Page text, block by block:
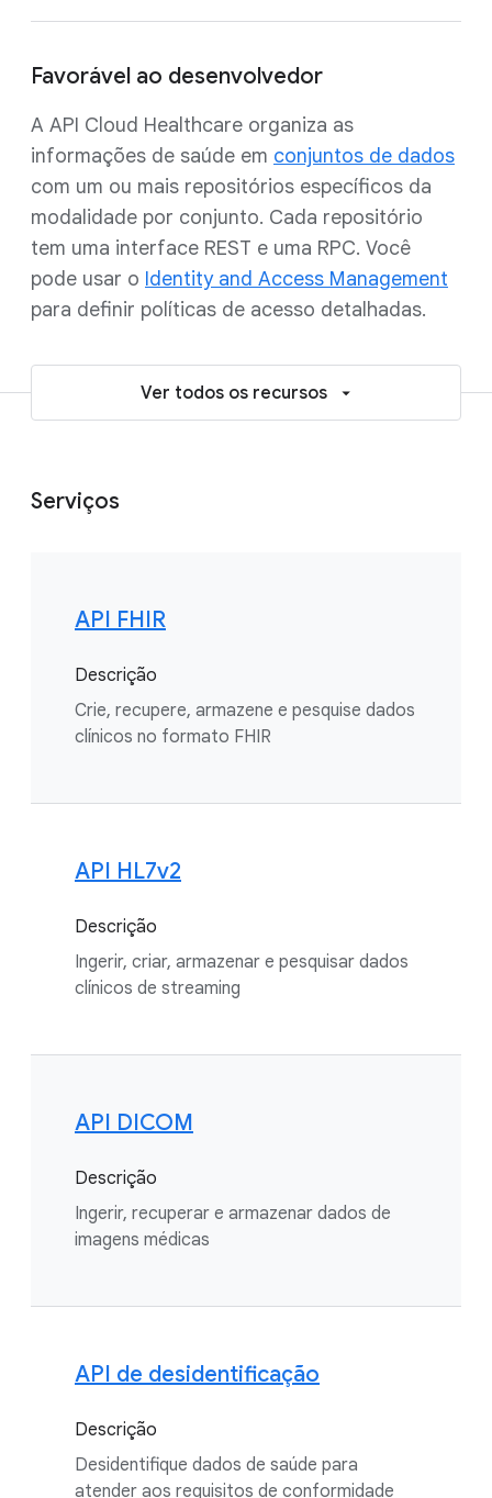
Favorável ao desenvolvedor
A API Cloud Healthcare organiza as
informações de saúde em conjuntos de dados
com um ou mais repositórios específicos da
modalidade por conjunto. Cada repositório
tem uma interface REST e uma RPC. Você
pode usar o Identity and Access Management
para definir políticas de acesso detalhadas.
Ver todos os recursos
Serviços
API FHIR
Descrição
Crie, recupere, armazene e pesquise dados
clínicos no formato FHIR
API HL7v2
Descrição
Ingerir, criar, armazenar e pesquisar dados
clínicos de streaming
API DICOM
Descrição
Ingerir, recuperar e armazenar dados de
imagens médicas
API de desidentificação
Descrição
Desidentifique dados de saúde para
atender aos requisitos de conformidade